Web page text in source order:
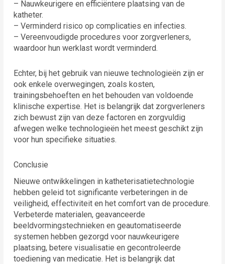
– Nauwkeurigere en efficiëntere plaatsing van de
katheter.
– Verminderd risico op complicaties en infecties.
– Vereenvoudigde procedures voor zorgverleners,
waardoor hun werklast wordt verminderd.
Echter, bij het gebruik van nieuwe technologieën zijn er
ook enkele overwegingen, zoals kosten,
trainingsbehoeften en het behouden van voldoende
klinische expertise. Het is belangrijk dat zorgverleners
zich bewust zijn van deze factoren en zorgvuldig
afwegen welke technologieën het meest geschikt zijn
voor hun specifieke situaties.
Conclusie
Nieuwe ontwikkelingen in katheterisatietechnologie
hebben geleid tot significante verbeteringen in de
veiligheid, effectiviteit en het comfort van de procedure.
Verbeterde materialen, geavanceerde
beeldvormingstechnieken en geautomatiseerde
systemen hebben gezorgd voor nauwkeurigere
plaatsing, betere visualisatie en gecontroleerde
toediening van medicatie. Het is belangrijk dat